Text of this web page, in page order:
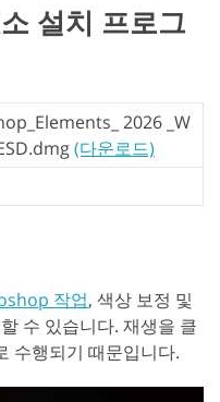
설치 프로그
2026 _W
(다운로드)
작업, 색상 보정 및
수 있습니다. 재생을 클
수행되기 때문입니다.